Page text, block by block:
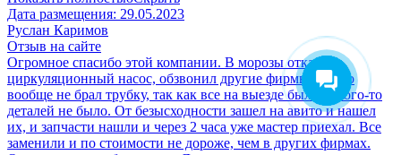
Дата размещения: 29.05.2023
Руслан Каримов
Отзыв на сайте
Огромное спасибо этой компании. В морозы отказал
циркуляционный насос, обзвонил другие фирмы, кто-то
вообще не брал трубку, так как все на выезде были, у кого-то
деталей не было. От безысходности зашел на авито и нашел
их, и запчасти нашли и через 2 часа уже мастер приехал. Все
заменили и по стоимости не дороже, чем в других фирмах.